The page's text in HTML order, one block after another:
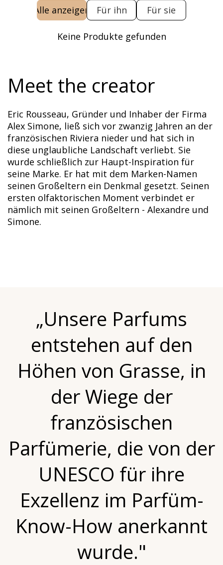
Alle anzeigen Für ihn Für sie
Keine Produkte gefunden
Meet the creator
Eric Rousseau, Gründer und Inhaber der Firma
Alex Simone, ließ sich vor zwanzig Jahren an der
französischen Riviera nieder und hat sich in
diese unglaubliche Landschaft verliebt. Sie
wurde schließlich zur Haupt-Inspiration für
seine Marke. Er hat mit dem Marken-Namen
seinen Großeltern ein Denkmal gesetzt. Seinen
ersten olfaktorischen Moment verbindet er
nämlich mit seinen Großeltern - Alexandre und
Simone.
„Unsere Parfums
entstehen auf den
Höhen von Grasse, in
der Wiege der
französischen
Parfümerie, die von der
UNESCO für ihre
Exzellenz im Parfüm-
Know-How anerkannt
wurde."